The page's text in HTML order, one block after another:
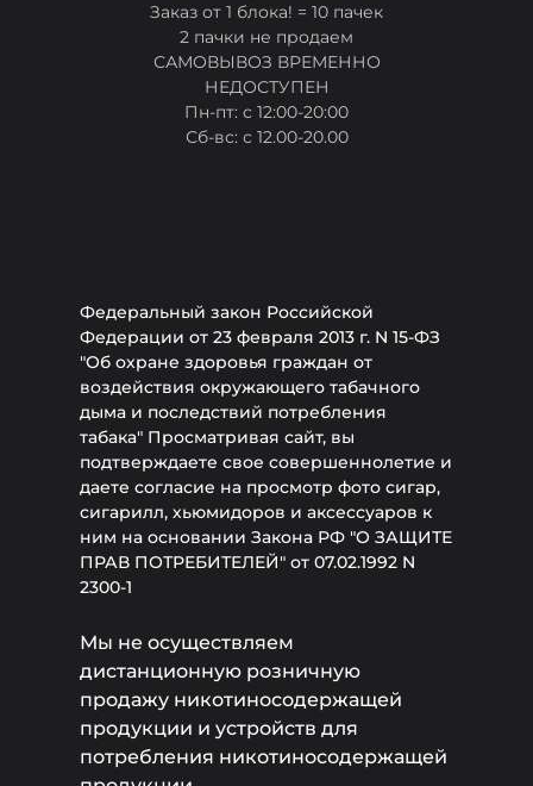
Заказ от 1 блока! = 10 пачек
2 пачки не продаем
САМОВЫВОЗ ВРЕМЕННО
НЕДОСТУПЕН
Пн-пт: с 12:00-20:00
Сб-вс: с 12.00-20.00
Федеральный закон Российской
Федерации от 23 февраля 2013 г. N 15-ФЗ
"Об охране здоровья граждан от
воздействия окружающего табачного
дыма и последствий потребления
табака" Просматривая сайт, вы
подтверждаете свое совершеннолетие и
даете согласие на просмотр фото сигар,
сигарилл, хьюмидоров и аксессуаров к
ним на основании Закона РФ "О ЗАЩИТЕ
ПРАВ ПОТРЕБИТЕЛЕЙ" от 07.02.1992 N
2300-1
Мы не осуществляем
дистанционную розничную
продажу никотиносодержащей
продукции и устройств для
потребления никотиносодержащей